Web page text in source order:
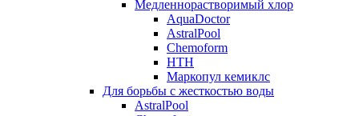
Медленнорастворимый хлор
AquaDoctor
AstralPool
Chemoform
HTH
Маркопул кемиклс
Для борьбы с жесткостью воды
AstralPool